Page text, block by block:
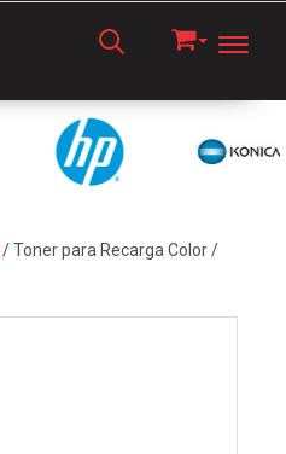
/Toner para Recarga Color/